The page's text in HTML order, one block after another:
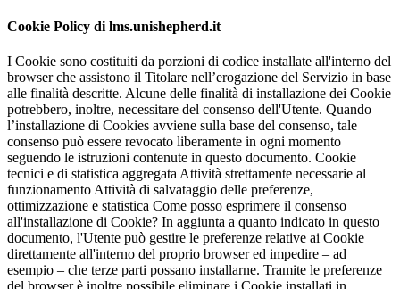
Cookie Policy di lms.unishepherd.it
I Cookie sono costituiti da porzioni di codice installate all'interno del
browser che assistono il Titolare nell’erogazione del Servizio in base
alle finalità descritte. Alcune delle finalità di installazione dei Cookie
potrebbero, inoltre, necessitare del consenso dell'Utente. Quando
l’installazione di Cookies avviene sulla base del consenso, tale
consenso può essere revocato liberamente in ogni momento
seguendo le istruzioni contenute in questo documento. Cookie
tecnici e di statistica aggregata Attività strettamente necessarie al
funzionamento Attività di salvataggio delle preferenze,
ottimizzazione e statistica Come posso esprimere il consenso
all'installazione di Cookie? In aggiunta a quanto indicato in questo
documento, l'Utente può gestire le preferenze relative ai Cookie
direttamente all'interno del proprio browser ed impedire – ad
esempio – che terze parti possano installarne. Tramite le preferenze
del browser è inoltre possibile eliminare i Cookie installati in